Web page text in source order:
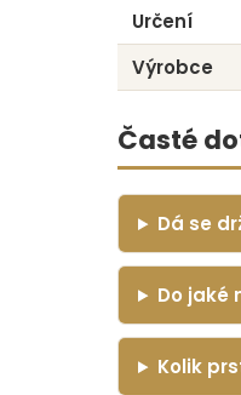
Určení
Výrobce
Časté
Dá se
Do jaké
Kolik